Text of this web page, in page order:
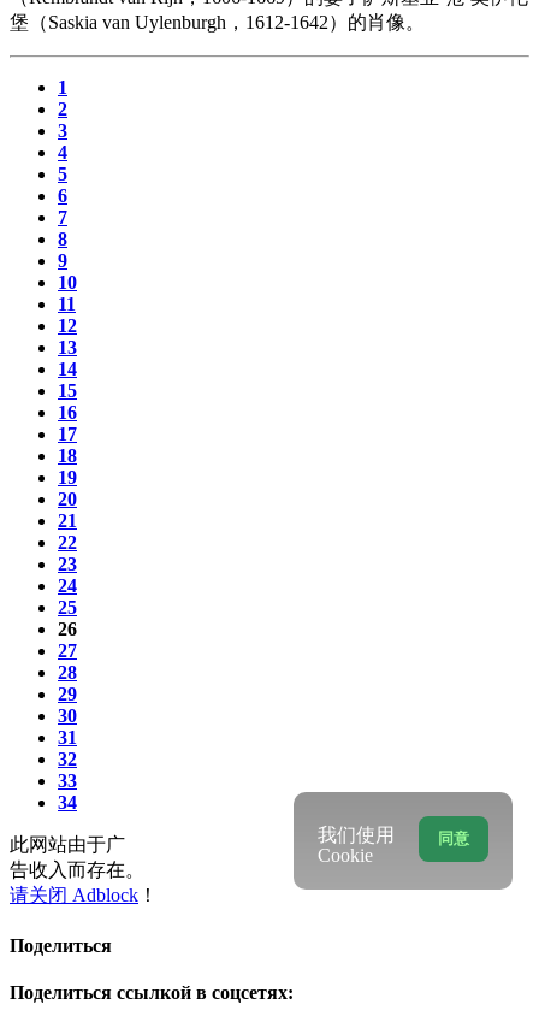
堡（Saskia van Uylenburgh，1612-1642）的肖像。
1
2
3
4
5
6
7
8
9
10
11
12
13
14
15
16
17
18
19
20
21
22
23
24
25
26
27
28
29
30
31
32
33
34
此网站由于广
告收入而存在。
请关闭 Adblock ！
Поделиться
Поделиться ссылкой в соцсетях:
同意
我们使用
Cookie